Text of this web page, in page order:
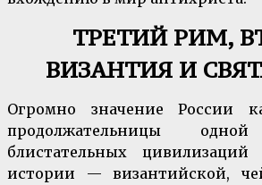
ТРЕТИЙ РИМ,
ВИЗАНТИЯ И
Огромно значение России
продолжательницы
блистательных цивилизаций
истории — византийской,